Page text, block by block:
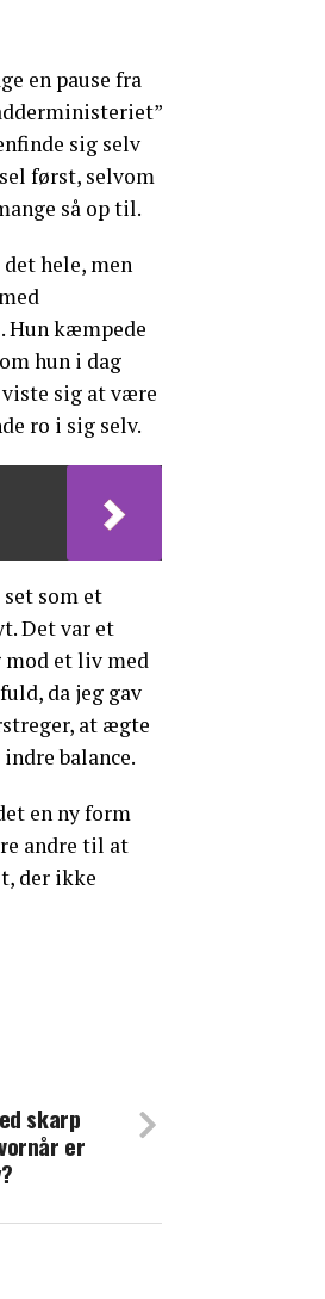
en pause fra
sig selv
først, selvom
så op til.
hele, men
Hun kæmpede
hun i dag
sig at være
ro i sig selv.
som et
Det var et
et liv med
da jeg gav
at ægte
balance.
en ny form
andre til at
der ikke
om tabet af
skarp
er